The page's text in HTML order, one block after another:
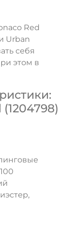
Red
Urban
себя
этом в